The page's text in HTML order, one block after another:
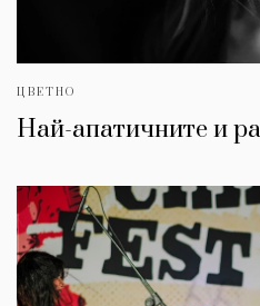
ЦВЕТНО
Най-апатичните и